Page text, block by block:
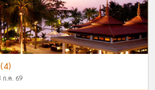
(4)
ก.ค. 69